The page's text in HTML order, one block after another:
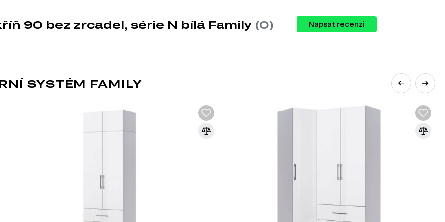
DŘEVOTŘÍSKA
DTD (dřevotřísková deska) je jedním z nejrozšířenějších materiálů v nábytkářském
syntetických pryskyřic jako pojiva. DTD je základním materiálem pro výrobu
90 bez zrcadel, série N bílá Family (0) Napsat recenzi
SYSTÉM FAMILY